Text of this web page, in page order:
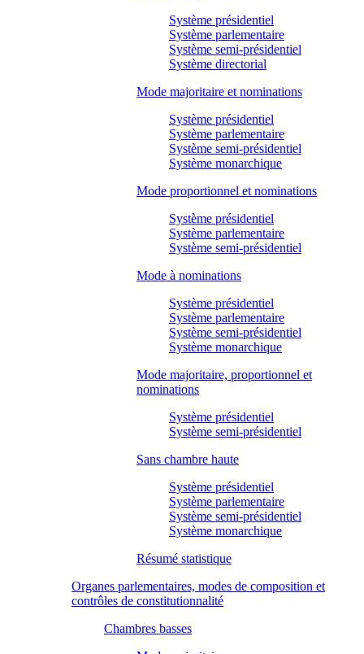
Système présidentiel
Système parlementaire
Système semi-présidentiel
Système directorial
Mode majoritaire et nominations
Système présidentiel
Système parlementaire
Système semi-présidentiel
Système monarchique
Mode proportionnel et nominations
Système présidentiel
Système parlementaire
Système semi-présidentiel
Mode à nominations
Système présidentiel
Système parlementaire
Système semi-présidentiel
Système monarchique
Mode majoritaire, proportionnel et
nominations
Système présidentiel
Système semi-présidentiel
Sans chambre haute
Système présidentiel
Système parlementaire
Système semi-présidentiel
Système monarchique
Résumé statistique
Organes parlementaires, modes de composition et
contrôles de constitutionnalité
Chambres basses